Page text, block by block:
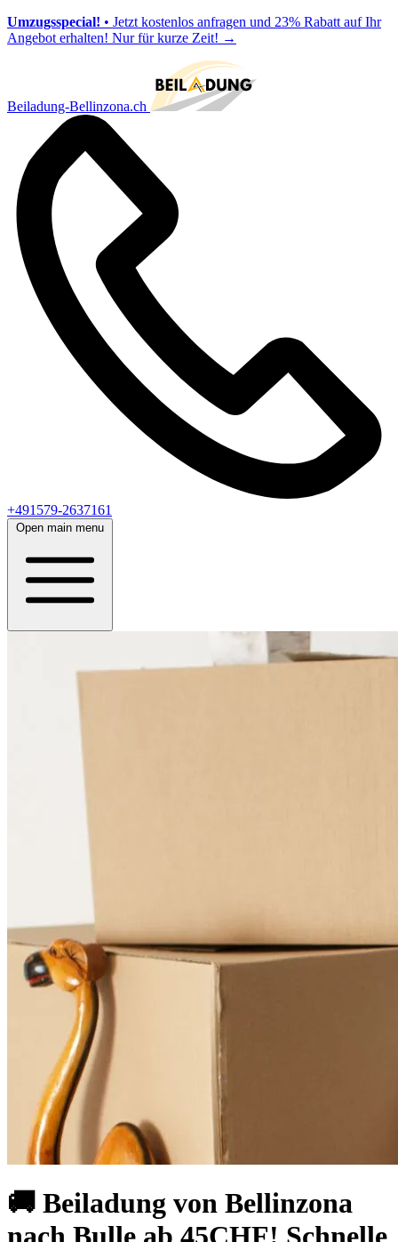
Umzugsspecial! • Jetzt kostenlos anfragen und 23% Rabatt auf Ihr
Angebot erhalten! Nur für kurze Zeit! →
Beiladung-Bellinzona.ch
+491579-2637161
Open main menu
🚚 Beiladung von Bellinzona